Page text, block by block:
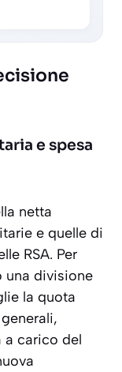
e spesa
netta
e quelle di
RSA. Per
una divisione
la quota
a carico del